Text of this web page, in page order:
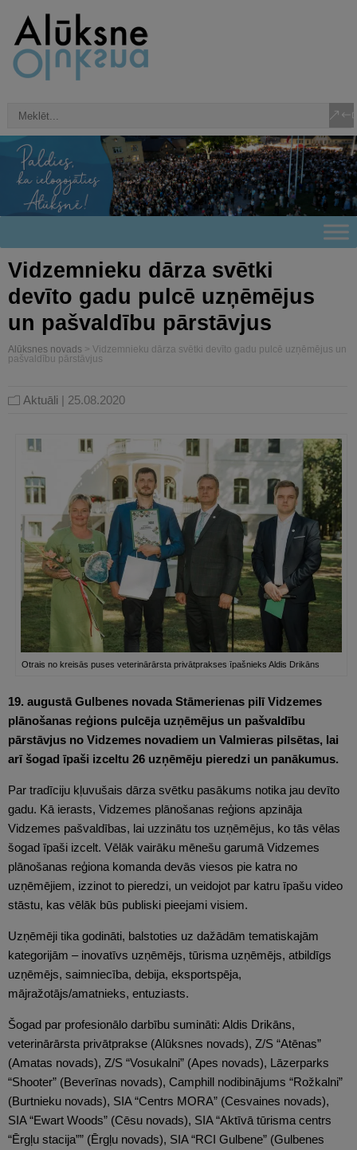
Vidzemnieku dārza svētki
devīto gadu pulcē uzņēmējus
un pašvaldību pārstāvjus
Alūksnes novads > Vidzemnieku dārza svētki devīto gadu pulcē uzņēmējus un
pašvaldību pārstāvjus
Aktuāli | 25.08.2020
Otrais no kreisās puses veterinārārsta privātprakses īpašnieks Aldis Drikāns
19. augustā Gulbenes novada Stāmerienas pilī Vidzemes
plānošanas reģions pulcēja uzņēmējus un pašvaldību
pārstāvjus no Vidzemes novadiem un Valmieras pilsētas, lai
arī šogad īpaši izceltu 26 uzņēmēju pieredzi un panākumus.
Par tradīciju kļuvušais dārza svētku pasākums notika jau devīto
gadu. Kā ierasts, Vidzemes plānošanas reģions apzināja
Vidzemes pašvaldības, lai uzzinātu tos uzņēmējus, ko tās vēlas
šogad īpaši izcelt. Vēlāk vairāku mēnešu garumā Vidzemes
plānošanas reģiona komanda devās viesos pie katra no
uzņēmējiem, izzinot to pieredzi, un veidojot par katru īpašu video
stāstu, kas vēlāk būs publiski pieejami visiem.
Uzņēmēji tika godināti, balstoties uz dažādām tematiskajām
kategorijām – inovatīvs uzņēmējs, tūrisma uzņēmējs, atbildīgs
uzņēmējs, saimniecība, debija, eksportspēja,
mājražotājs/amatnieks, entuziasts.
Šogad par profesionālo darbību sumināti: Aldis Drikāns,
veterinārārsta privātprakse (Alūksnes novads), Z/S “Atēnas”
(Amatas novads), Z/S “Vosukalni” (Apes novads), Lāzerparks
“Shooter” (Beverīnas novads), Camphill nodibinājums “Rožkalni”
(Burtnieku novads), SIA “Centrs MORA” (Cesvaines novads),
SIA “Ewart Woods” (Cēsu novads), SIA “Aktīvā tūrisma centrs
“Ērgļu stacija”” (Ērgļu novads), SIA “RCI Gulbene” (Gulbenes